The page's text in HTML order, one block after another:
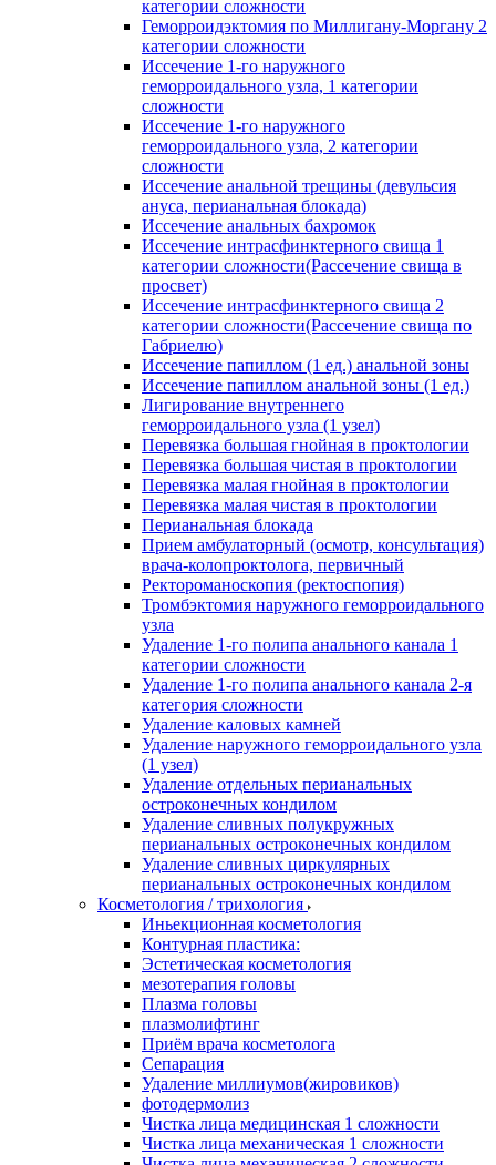
категории сложности
Геморроидэктомия по Миллигану-Моргану 2
категории сложности
Иссечение 1-го наружного
геморроидального узла, 1 категории
сложности
Иссечение 1-го наружного
геморроидального узла, 2 категории
сложности
Иссечение анальной трещины (девульсия
ануса, перианальная блокада)
Иссечение анальных бахромок
Иссечение интрасфинктерного свища 1
категории сложности(Рассечение свища в
просвет)
Иссечение интрасфинктерного свища 2
категории сложности(Рассечение свища по
Габриелю)
Иссечение папиллом (1 ед.) анальной зоны
Иссечение папиллом анальной зоны (1 ед.)
Лигирование внутреннего
геморроидального узла (1 узел)
Перевязка большая гнойная в проктологии
Перевязка большая чистая в проктологии
Перевязка малая гнойная в проктологии
Перевязка малая чистая в проктологии
Перианальная блокада
Прием амбулаторный (осмотр, консультация)
врача-колопроктолога, первичный
Ректороманоскопия (ректоспопия)
Тромбэктомия наружного геморроидального
узла
Удаление 1-го полипа анального канала 1
категории сложности
Удаление 1-го полипа анального канала 2-я
категория сложности
Удаление каловых камней
Удаление наружного геморроидального узла
(1 узел)
Удаление отдельных перианальных
остроконечных кондилом
Удаление сливных полукружных
перианальных остроконечных кондилом
Удаление сливных циркулярных
перианальных остроконечных кондилом
Косметология / трихология
Иньекционная косметология
Контурная пластика:
Эстетическая косметология
мезотерапия головы
Плазма головы
плазмолифтинг
Приём врача косметолога
Сепарация
Удаление миллиумов(жировиков)
фотодермолиз
Чистка лица медицинская 1 сложности
Чистка лица механическая 1 сложности